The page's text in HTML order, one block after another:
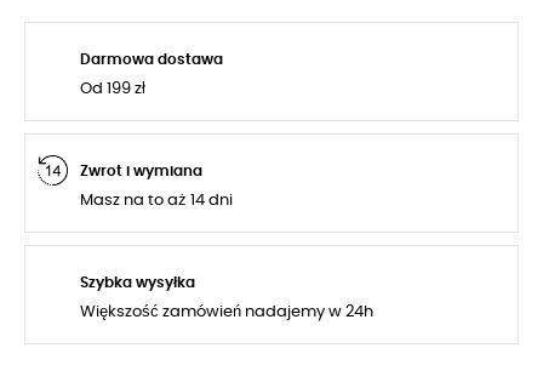
Darmowa dostawa
Od 199 zł
Zwrot i wymiana
Masz na to aż 14 dni
Szybka wysyłka
Większość zamówień nadajemy w 24h